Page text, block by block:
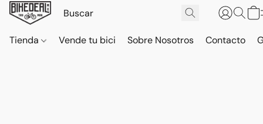
Tienda Vende tu bici Sobre Nosotros Contacto